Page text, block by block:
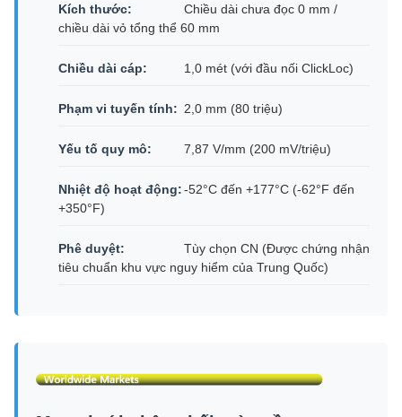
Kích thước:
Chiều dài chưa đọc 0 mm /
chiều dài vỏ tổng thể 60 mm
Chiều dài cáp: 1,0 mét (với đầu nối ClickLoc)
Phạm vi tuyến tính: 2,0 mm (80 triệu)
Yếu tố quy mô: 7,87 V/mm (200 mV/triệu)
Nhiệt độ hoạt động:-52°C đến +177°C (-62°F đến
+350°F)
Phê duyệt:
Tùy chọn CN (Được chứng nhận
tiêu chuẩn khu vực nguy hiểm của Trung Quốc)